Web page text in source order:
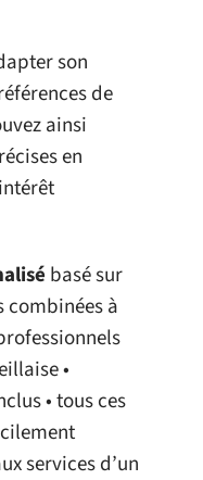
son
de
ainsi
en
basé sur
combinées à
•
• tous ces
services d’un